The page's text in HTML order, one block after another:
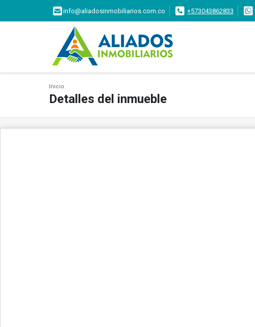
info@aliadosinmobiliarios.com.co +573043862833
Inicio
Detalles del inmueble